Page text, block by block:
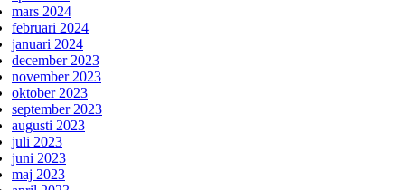
mars 2024
februari 2024
januari 2024
december 2023
november 2023
oktober 2023
september 2023
augusti 2023
juli 2023
juni 2023
maj 2023